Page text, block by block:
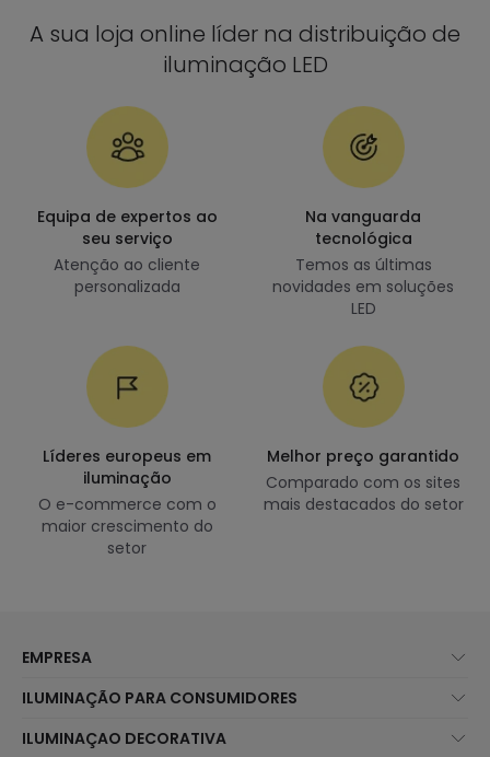
A sua loja online líder na distribuição de
iluminação LED
Equipa de expertos ao
seu serviço
Atenção ao cliente
personalizada
Na vanguarda
tecnológica
Temos as últimas
novidades em soluções
LED
Líderes europeus em
iluminação
O e-commerce com o
maior crescimento do
setor
Melhor preço garantido
Comparado com os sites
mais destacados do setor
EMPRESA
Atendimento ao Cliente
Métodos de Envio
ILUMINAÇÃO PARA CONSUMIDORES
Marcas
ILUMINAÇAO DECORATIVA